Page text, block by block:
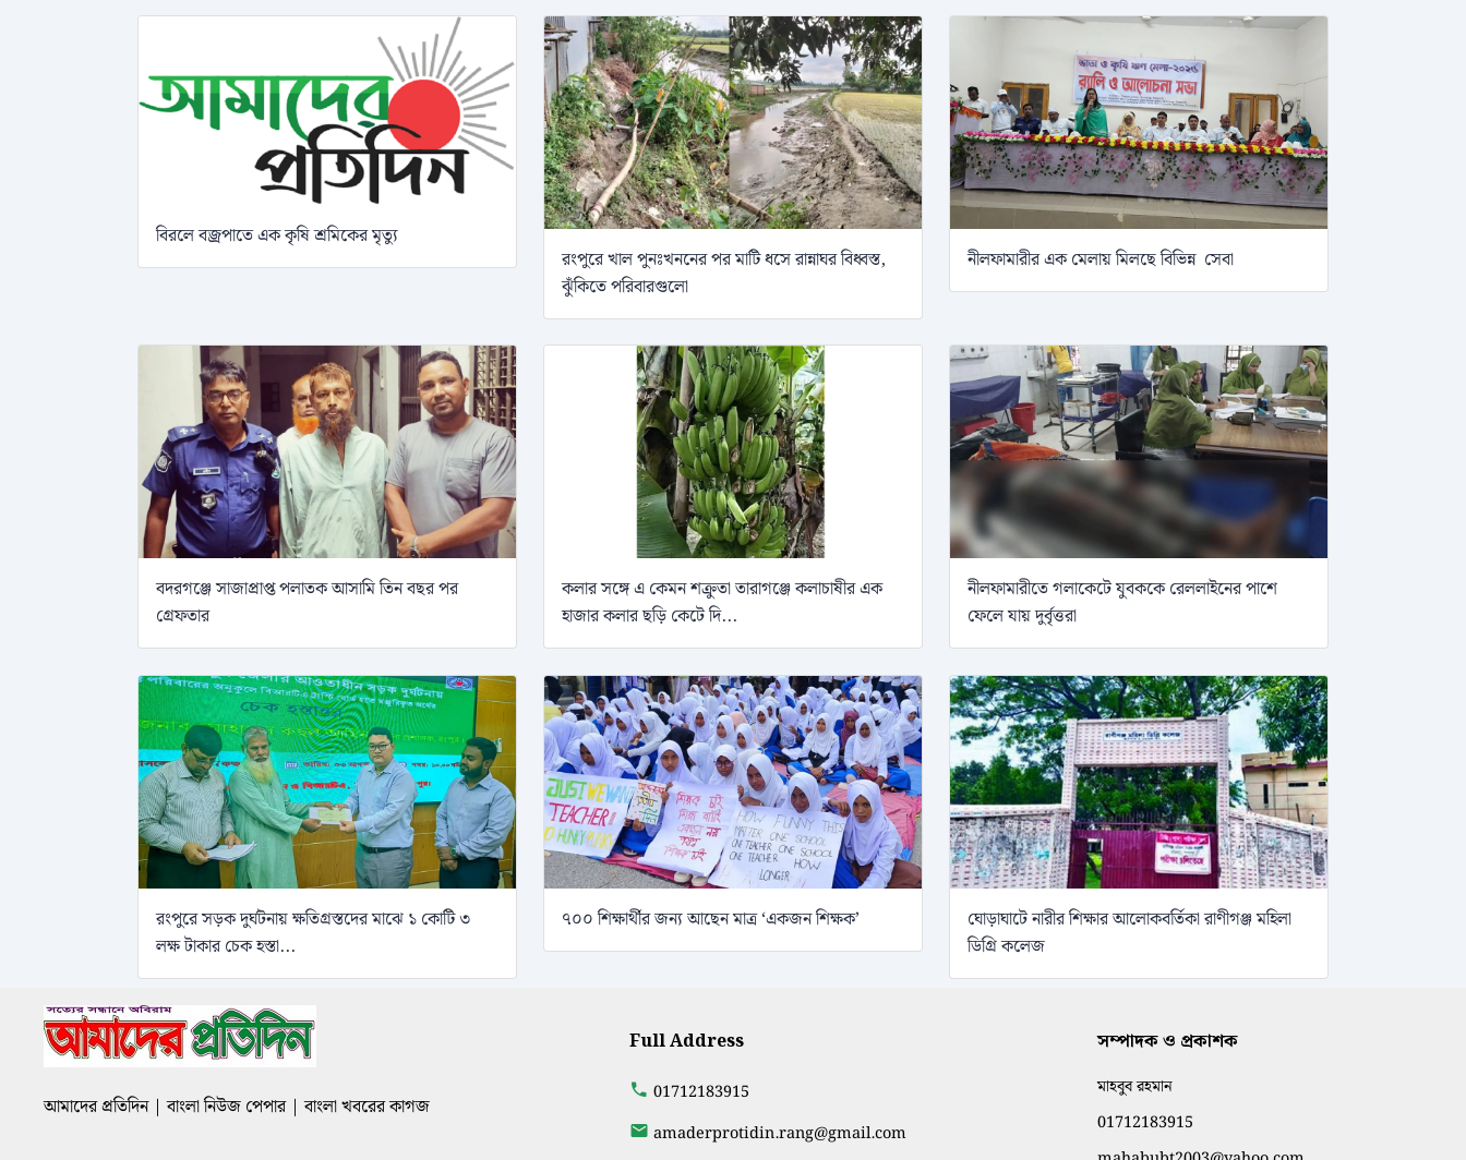
বিরলে বজ্রপাতে এক কৃষি শ্রমিকের মৃত্যু
রংপুরে খাল পুনঃখননের পর মাটি ধসে রান্নাঘর বিধ্বস্ত,
ঝুঁকিতে পরিবারগুলো
নীলফামারীর এক মেলায় মিলছে বিভিন্ন সেবা
বদরগঞ্জে সাজাপ্রাপ্ত পলাতক আসামি তিন বছর পর
গ্রেফতার
কলার সঙ্গে এ কেমন শক্রুতা তারাগঞ্জে কলাচাষীর এক
হাজার কলার ছড়ি কেটে দি...
নীলফামারীতে গলাকেটে যুবককে রেললাইনের পাশে
ফেলে যায় দুর্বৃত্তরা
রংপুরে সড়ক দুর্ঘটনায় ক্ষতিগ্রস্তদের মাঝে ১ কোটি ৩
লক্ষ টাকার চেক হস্তা...
৭০০ শিক্ষার্থীর জন্য আছেন মাত্র ‘একজন শিক্ষক’
ঘোড়াঘাটে নারীর শিক্ষার আলোকবর্তিকা রাণীগঞ্জ মহিলা
ডিগ্রি কলেজ
আমাদের প্রতিদিন | বাংলা নিউজ পেপার | বাংলা খবরের কাগজ
Full Address
01712183915
amaderprotidin.rang@gmail.com
সম্পাদক ও প্রকাশক
মাহবুব রহমান
01712183915